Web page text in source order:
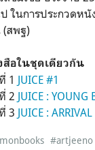
ในการประกวดห
(สพฐ)
อในชุดเดียวกัน
1 JUICE #1
2 JUICE : YOUNG
3 JUICE : ARRIVAL
#artjeeno